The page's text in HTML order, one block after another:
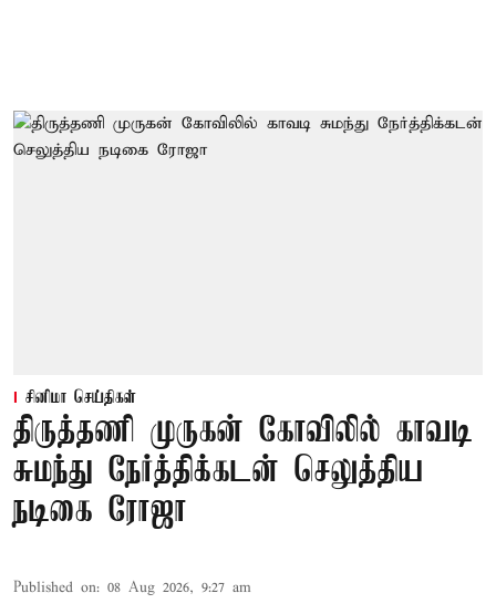
சினிமா செய்திகள்
திருத்தணி முருகன் கோவிலில் காவடி
சுமந்து நேர்த்திக்கடன் செலுத்திய
நடிகை ரோஜா
Published on: 08 Aug 2026, 9:27 am